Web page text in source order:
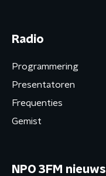
Radio
Programmering
Presentatoren
Frequenties
Gemist
NPO 3FM